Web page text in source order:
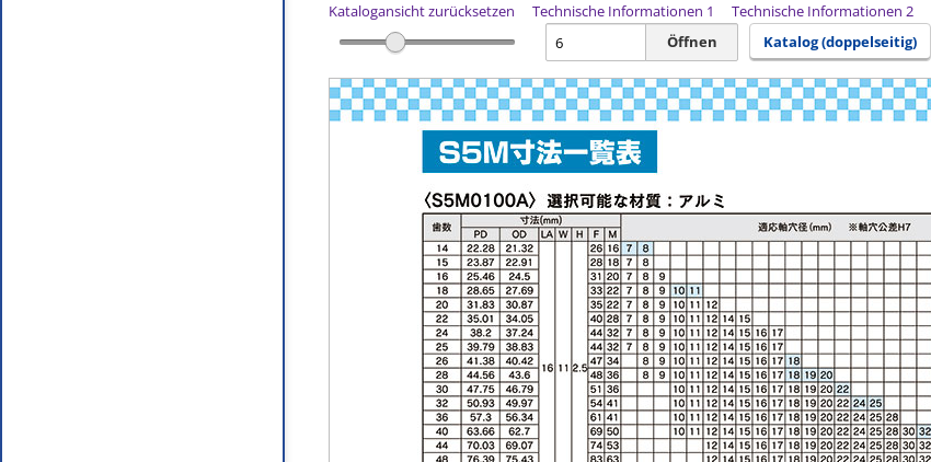
Katalogansicht zurücksetzen Technische Informationen 1 Technische Informationen 2
Öffnen
Katalog (doppelseitig)